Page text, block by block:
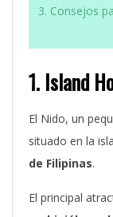
3. Consejos
1. Island
El Nido, un
situado en la
de Filipinas.
El principal